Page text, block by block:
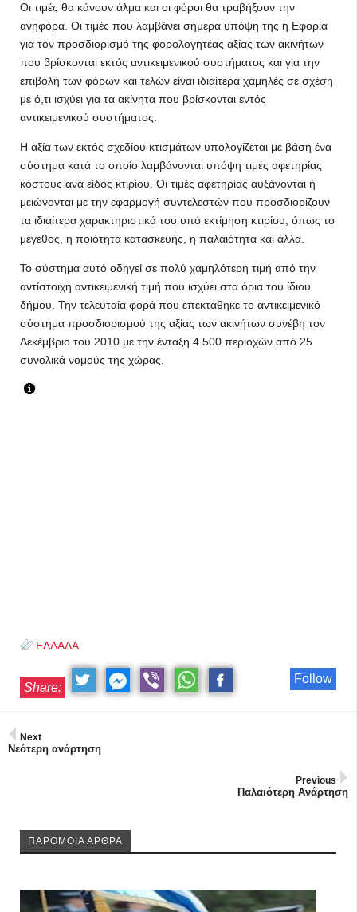
Οι τιμές θα κάνουν άλμα και οι φόροι θα τραβήξουν την
ανηφόρα. Οι τιμές που λαμβάνει σήμερα υπόψη της η Εφορία
για τον προσδιορισμό της φορολογητέας αξίας των ακινήτων
που βρίσκονται εκτός αντικειμενικού συστήματος και για την
επιβολή των φόρων και τελών είναι ιδιαίτερα χαμηλές σε σχέση
με ό,τι ισχύει για τα ακίνητα που βρίσκονται εντός
αντικειμενικού συστήματος.
Η αξία των εκτός σχεδίου κτισμάτων υπολογίζεται με βάση ένα
σύστημα κατά το οποίο λαμβάνονται υπόψη τιμές αφετηρίας
κόστους ανά είδος κτιρίου. Οι τιμές αφετηρίας αυξάνονται ή
μειώνονται με την εφαρμογή συντελεστών που προσδιορίζουν
τα ιδιαίτερα χαρακτηριστικά του υπό εκτίμηση κτιρίου, όπως το
μέγεθος, η ποιότητα κατασκευής, η παλαιότητα και άλλα.
Το σύστημα αυτό οδηγεί σε πολύ χαμηλότερη τιμή από την
αντίστοιχη αντικειμενική τιμή που ισχύει στα όρια του ίδιου
δήμου. Την τελευταία φορά που επεκτάθηκε το αντικειμενικό
σύστημα προσδιορισμού της αξίας των ακινήτων συνέβη τον
Δεκέμβριο του 2010 με την ένταξη 4.500 περιοχών από 25
συνολικά νομούς της χώρας.
ΕΛΛΑΔΑ
Follow
Share:
Next
Νεότερη ανάρτηση
Previous
Παλαιότερη Ανάρτηση
ΠΑΡΟΜΟΙΑ ΑΡΘΡΑ